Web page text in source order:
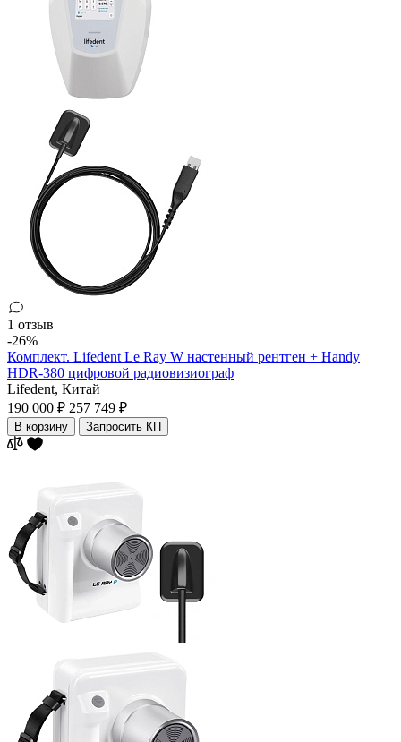
1 отзыв
-26%
Комплект. Lifedent Le Ray W настенный рентген + Handy
HDR-380 цифровой радиовизиограф
Lifedent, Китай
190 000 ₽ 257 749 ₽
В корзину Запросить КП